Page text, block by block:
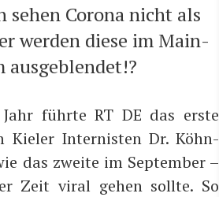
sehen Coro­na nicht als
wer­den die­se im Main­
ausgeblendet!?
führ­te RT DE das ers­te
Kie­ler Inter­nis­ten Dr. Köhn­
das zwei­te im Sep­tem­ber –
Zeit viral gehen soll­te. So